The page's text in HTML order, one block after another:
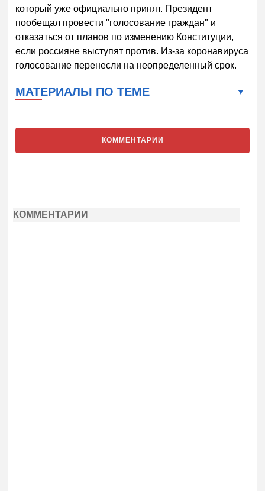
который уже официально принят. Президент
пообещал провести "голосование граждан" и
отказаться от планов по изменению Конституции,
если россияне выступят против. Из-за коронавируса
голосование перенесли на неопределенный срок.
МАТЕРИАЛЫ ПО ТЕМЕ
КОММЕНТАРИИ
КОММЕНТАРИИ